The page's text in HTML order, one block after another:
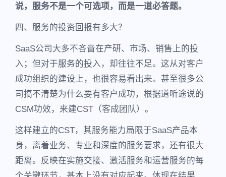
说，服务不是一个可选项，而是一道必答题。
四、服务的投资回报有多大？
SaaS公司大多不吝啬在产研、市场、销售上的投
入；但对于服务的投入，却往往不足。这从对客户
成功组织的建设上，也很容易看出来。甚至很多公
司搞不清楚为什么要有客户成功，根据道听途说的
CSM功效，来建CST（客成团队）。
这样建立的CST，其服务能力局限于SaaS产品本
身，离着业务、专业和深度的服务要求，还有很大
距离。反映在实施交接、激活服务和运营服务的每